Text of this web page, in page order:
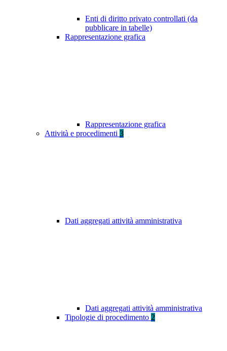
Enti di diritto privato controllati (da
pubblicare in tabelle)
Rappresentazione grafica
Rappresentazione grafica
Attività e procedimenti 3
Dati aggregati attività amministrativa
Dati aggregati attività amministrativa
Tipologie di procedimento 2